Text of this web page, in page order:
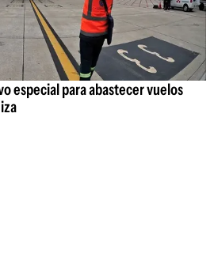
especial para abastecer vuelos